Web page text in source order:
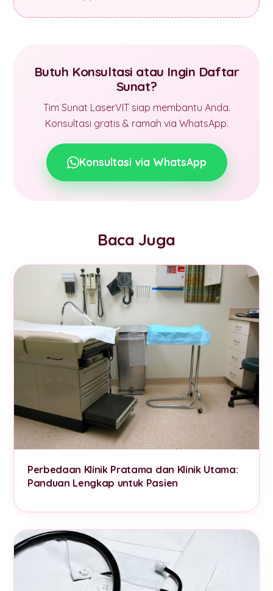
Butuh Konsultasi atau Ingin Daftar
Sunat?
Tim Sunat LaserVIT siap membantu Anda.
Konsultasi gratis & ramah via WhatsApp.
Konsultasi via WhatsApp
Baca Juga
Perbedaan Klinik Pratama dan Klinik Utama:
Panduan Lengkap untuk Pasien